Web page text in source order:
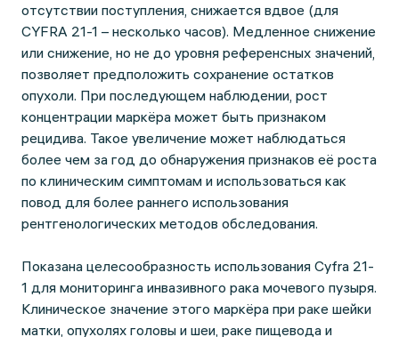
отсутствии поступления, снижается вдвое (для
CYFRA 21-1 – несколько часов). Медленное снижение
или снижение, но не до уровня референсных значений,
позволяет предположить сохранение остатков
опухоли. При последующем наблюдении, рост
концентрации маркёра может быть признаком
рецидива. Такое увеличение может наблюдаться
более чем за год до обнаружения признаков её роста
по клиническим симптомам и использоваться как
повод для более раннего использования
рентгенологических методов обследования.
Показана целесообразность использования Cyfra 21-
1 для мониторинга инвазивного рака мочевого пузыря.
Клиническое значение этого маркёра при раке шейки
матки, опухолях головы и шеи, раке пищевода и